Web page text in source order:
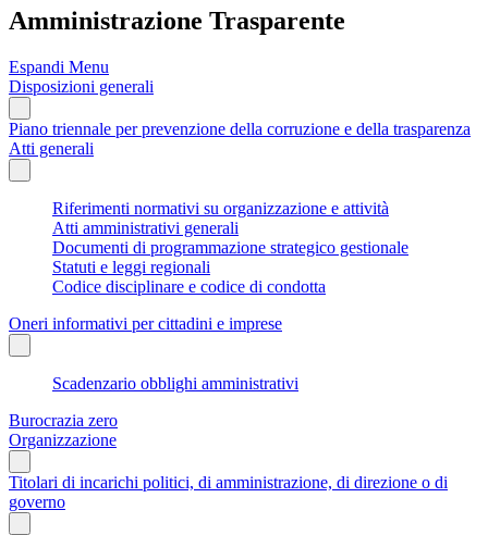
Amministrazione Trasparente
Espandi Menu
Disposizioni generali
Piano triennale per prevenzione della corruzione e della trasparenza
Atti generali
Riferimenti normativi su organizzazione e attività
Atti amministrativi generali
Documenti di programmazione strategico gestionale
Statuti e leggi regionali
Codice disciplinare e codice di condotta
Oneri informativi per cittadini e imprese
Scadenzario obblighi amministrativi
Burocrazia zero
Organizzazione
Titolari di incarichi politici, di amministrazione, di direzione o di
governo